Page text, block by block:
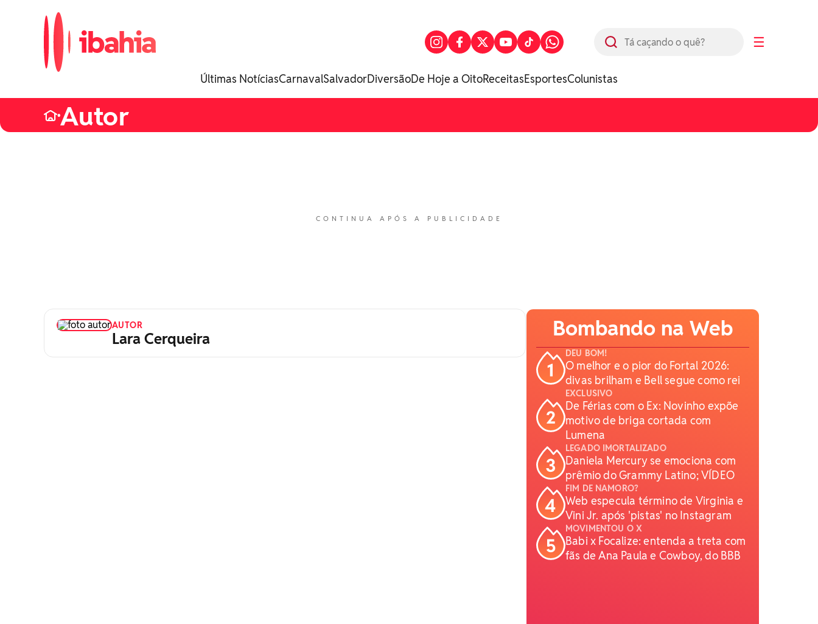
da Bahia.
☰
Últimas NotíciasCarnavalSalvadorDiversãoDe Hoje a OitoReceitasEsportesColunistas
•Autor
CONTINUA APÓS A PUBLICIDADE
AUTOR
Lara Cerqueira Bombando na Web
DEU BOM!
O melhor e o pior do Fortal 2026:
divas brilham e Bell segue como rei
EXCLUSIVO
De Férias com o Ex: Novinho expõe
motivo de briga cortada com
Lumena
LEGADO IMORTALIZADO
Daniela Mercury se emociona com
prêmio do Grammy Latino; VÍDEO
FIM DE NAMORO?
Web especula término de Virginia e
Vini Jr. após 'pistas' no Instagram
MOVIMENTOU O X
Babi x Focalize: entenda a treta com
fãs de Ana Paula e Cowboy, do BBB